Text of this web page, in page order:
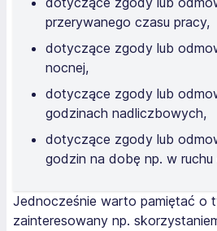
przerywanego czasu pracy,
dotyczące zgody lub
nocnej,
dotyczące zgody lub
godzinach nadliczbowych,
dotyczące zgody lub
godzin na dobę np. w ruchu
Jednocześnie warto pamiętać o
zainteresowany np.